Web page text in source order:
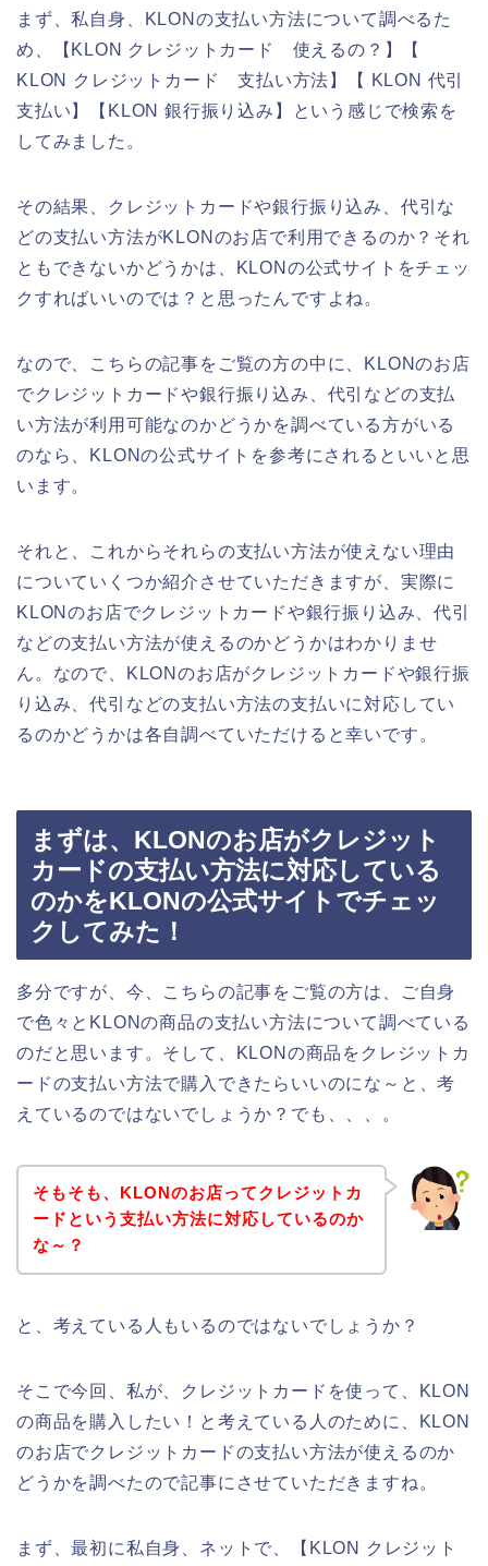
まず、私自身、KLONの支払い方法について調べるた
め、【KLON クレジットカード 使えるの？】【
KLON クレジットカード 支払い方法】【 KLON 代引
支払い】【KLON 銀行振り込み】という感じで検索を
してみました。
その結果、クレジットカードや銀行振り込み、代引な
どの支払い方法がKLONのお店で利用できるのか？それ
ともできないかどうかは、KLONの公式サイトをチェッ
クすればいいのでは？と思ったんですよね。
なので、こちらの記事をご覧の方の中に、KLONのお店
でクレジットカードや銀行振り込み、代引などの支払
い方法が利用可能なのかどうかを調べている方がいる
のなら、KLONの公式サイトを参考にされるといいと思
います。
それと、これからそれらの支払い方法が使えない理由
についていくつか紹介させていただきますが、実際に
KLONのお店でクレジットカードや銀行振り込み、代引
などの支払い方法が使えるのかどうかはわかりませ
ん。なので、KLONのお店がクレジットカードや銀行振
り込み、代引などの支払い方法の支払いに対応してい
るのかどうかは各自調べていただけると幸いです。
まずは、KLONのお店がクレジット
カードの支払い方法に対応している
のかをKLONの公式サイトでチェッ
クしてみた！
多分ですが、今、こちらの記事をご覧の方は、ご自身
で色々とKLONの商品の支払い方法について調べている
のだと思います。そして、KLONの商品をクレジットカ
ードの支払い方法で購入できたらいいのにな～と、考
えているのではないでしょうか？でも、、、。
そもそも、KLONのお店ってクレジットカ
ードという支払い方法に対応しているのか
な～？
と、考えている人もいるのではないでしょうか？
そこで今回、私が、クレジットカードを使って、KLON
の商品を購入したい！と考えている人のために、KLON
のお店でクレジットカードの支払い方法が使えるのか
どうかを調べたので記事にさせていただきますね。
まず、最初に私自身、ネットで、【KLON クレジット